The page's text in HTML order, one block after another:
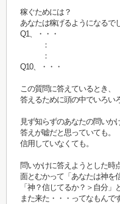
稼ぐためには？
あなたは稼げるようになるで
Q1、・・・
：
：
Q10、・・・
この質問に答えているとき、
答えるために頭の中でいろい
見ず知らずのあなたの問いか
答えが嘘だと思っていても。
信用していなくても。
問いかけに答えようとした時
面とむかって「あなたは神を
「神？信じてるか？＞自分」
また来た・・・ってなもんです